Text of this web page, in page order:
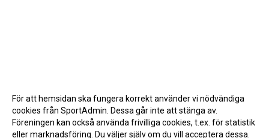
För att hemsidan ska fungera korrekt använder vi nödvändiga
cookies från SportAdmin. Dessa går inte att stänga av.
Föreningen kan också använda frivilliga cookies, t.ex. för statistik
eller marknadsföring. Du väljer själv om du vill acceptera dessa.